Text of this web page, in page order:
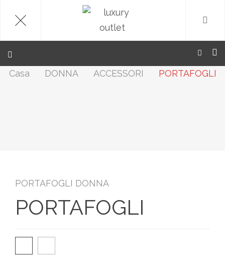
.
Casa DONNA ACCESSORI PORTAFOGLI
PORTAFOGLI DONNA
PORTAFOGLI